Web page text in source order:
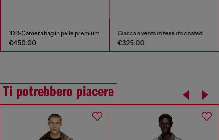
1DR-Camera bag in pelle premium
€450.00
Giacca a vento in tessuto coated
€325.00
Ti potrebbero piacere